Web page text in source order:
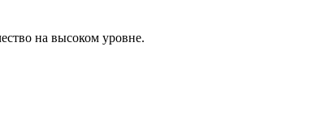
на высоком уровне.